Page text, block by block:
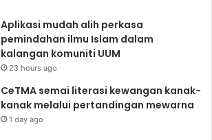
Aplikasi mudah alih perkasa
pemindahan ilmu Islam dalam
kalangan komuniti UUM
23 hours ago
CeTMA semai literasi kewangan kanak-
kanak melalui pertandingan mewarna
1 day ago